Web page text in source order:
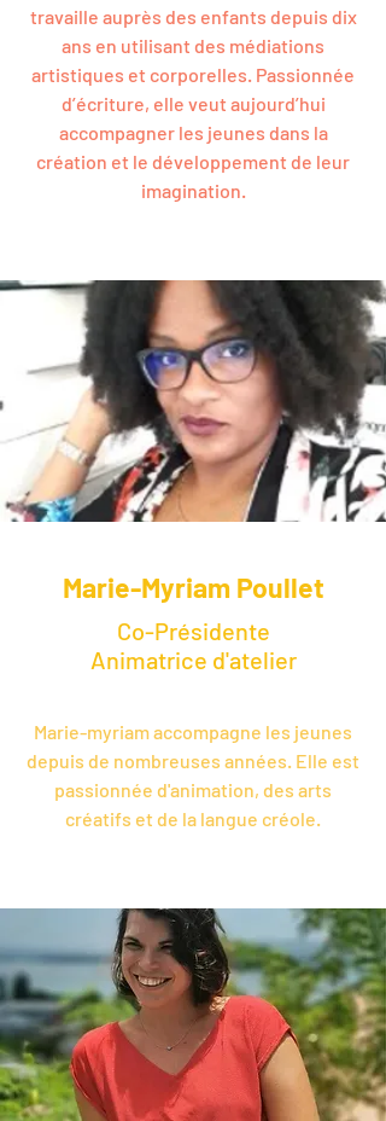
travaille auprès des enfants depuis dix
ans en utilisant des médiations
artistiques et corporelles. Passionnée
d’écriture, elle veut aujourd’hui
accompagner les jeunes dans la
création et le développement de leur
imagination.
Marie-Myriam Poullet
Co-Présidente
Animatrice d'atelier
Marie-myriam accompagne les jeunes
depuis de nombreuses années. Elle est
passionnée d'animation, des arts
créatifs et de la langue créole.